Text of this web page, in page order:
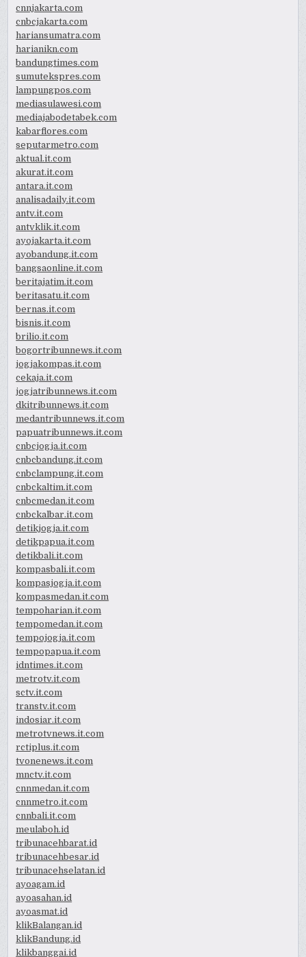
cnnjakarta.com
cnbcjakarta.com
hariansumatra.com
harianikn.com
bandungtimes.com
sumutekspres.com
lampungpos.com
mediasulawesi.com
mediajabodetabek.com
kabarflores.com
seputarmetro.com
aktual.it.com
akurat.it.com
antara.it.com
analisadaily.it.com
antv.it.com
antvklik.it.com
ayojakarta.it.com
ayobandung.it.com
bangsaonline.it.com
beritajatim.it.com
beritasatu.it.com
bernas.it.com
bisnis.it.com
brilio.it.com
bogortribunnews.it.com
jogjakompas.it.com
cekaja.it.com
jogjatribunnews.it.com
dkitribunnews.it.com
medantribunnews.it.com
papuatribunnews.it.com
cnbcjogja.it.com
cnbcbandung.it.com
cnbclampung.it.com
cnbckaltim.it.com
cnbcmedan.it.com
cnbckalbar.it.com
detikjogja.it.com
detikpapua.it.com
detikbali.it.com
kompasbali.it.com
kompasjogja.it.com
kompasmedan.it.com
tempoharian.it.com
tempomedan.it.com
tempojogja.it.com
tempopapua.it.com
idntimes.it.com
metrotv.it.com
sctv.it.com
transtv.it.com
indosiar.it.com
metrotvnews.it.com
rctiplus.it.com
tvonenews.it.com
mnctv.it.com
cnnmedan.it.com
cnnmetro.it.com
cnnbali.it.com
meulaboh.id
tribunacehbarat.id
tribunacehbesar.id
tribunacehselatan.id
ayoagam.id
ayoasahan.id
ayoasmat.id
klikBalangan.id
klikBandung.id
klikbanggai.id